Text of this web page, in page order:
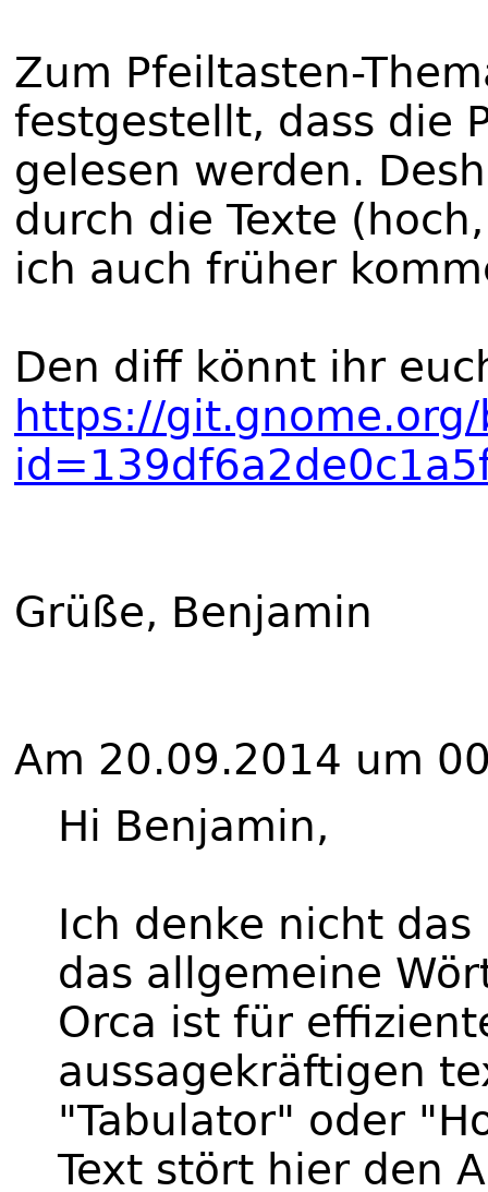
Zum Pfeiltasten-
festgestellt, dass die
gelesen werden.
durch die Texte
ich auch früher
Den diff könnt ihr
https://
Grüße, Benjamin
Am 20.09.2014 um
Hi Benjamin,
Ich denke nicht
das allgemeine
Orca ist für
aussagekräftigen
"Tabulator" oder
Text stört hier den